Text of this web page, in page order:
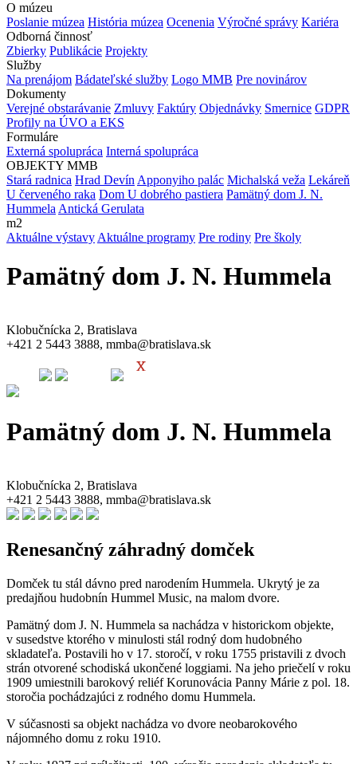
O múzeu
Poslanie múzea História múzea Ocenenia Výročné správy Kariéra
Odborná činnosť
Zbierky Publikácie Projekty
Služby
Na prenájom Bádateľské služby Logo MMB Pre novinárov
Dokumenty
Verejné obstarávanie Zmluvy Faktúry Objednávky Smernice GDPR
Profily na ÚVO a EKS
Formuláre
Externá spolupráca Interná spolupráca
OBJEKTY MMB
Stará radnica Hrad Devín Apponyiho palác Michalská veža Lekáreň
U červeného raka Dom U dobrého pastiera Pamätný dom J. N.
Hummela Antická Gerulata
m2
Aktuálne výstavy Aktuálne programy Pre rodiny Pre školy
Pamätný dom J. N. Hummela
Klobučnícka 2, Bratislava
+421 2 5443 3888, mmba@bratislava.sk
Pamätný dom J. N. Hummela
Klobučnícka 2, Bratislava
+421 2 5443 3888, mmba@bratislava.sk
Renesančný záhradný domček
Domček tu stál dávno pred narodením Hummela. Ukrytý je za
predajňou hudobnín Hummel Music, na malom dvore.
Pamätný dom J. N. Hummela sa nachádza v historickom objekte,
v susedstve ktorého v minulosti stál rodný dom hudobného
skladateľa. Postavili ho v 17. storočí, v roku 1755 pristavili z dvoch
strán otvorené schodiská ukončené loggiami. Na jeho priečelí v roku
1909 umiestnili barokový reliéf Korunovácia Panny Márie z pol. 18.
storočia pochádzajúci z rodného domu Hummela.
V súčasnosti sa objekt nachádza vo dvore neobarokového
nájomného domu z roku 1910.